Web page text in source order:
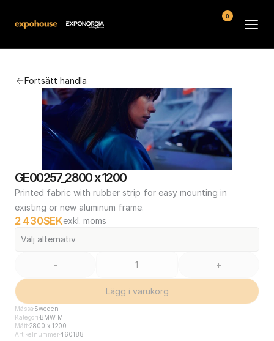
Fortsätt handla
GE00257_2800 x 1200
Printed fabric with rubber strip for easy mounting in
existing or new aluminum frame.
2 430SEKexkl. moms
Välj alternativ
- +
Lägg i varukorg
Mässa Sweden
Kategori BMW M
Mått2800 x 1200
Artikelnummer460188
Kontakt
Köpvillkor
0